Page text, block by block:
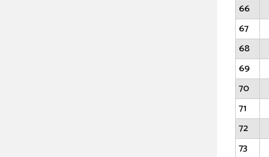
66
67
68
69
70
71
72
73